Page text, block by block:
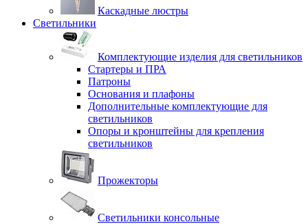
Каскадные люстры
Светильники
Комплектующие изделия для светильников
Стартеры и ПРА
Патроны
Основания и плафоны
Дополнительные комплектующие для
светильников
Опоры и кронштейны для крепления
светильников
Прожекторы
Светильники консольные